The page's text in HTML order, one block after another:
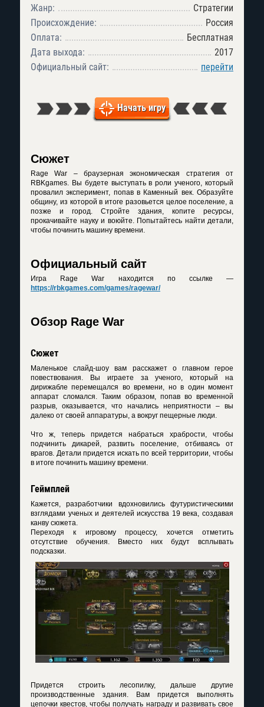
Жанр:
Стратегии
Происхождение:
Россия
Оплата:
Бесплатная
Дата выхода:
2017
Официальный сайт:
перейти
Начать игру
Сюжет
Rage War – браузерная экономическая стратегия от
RBKgames. Вы будете выступать в роли ученого, который
провалил эксперимент, попав в Каменный век. Образуйте
общину, из которой в итоге разовьется целое поселение, а
позже и город. Стройте здания, копите ресурсы,
прокачивайте науку и воюйте. Попытайтесь найти детали,
чтобы починить машину времени.
Официальный сайт
Игра Rage War находится по ссылке —
https://rbkgames.com/games/ragewar/
Обзор Rage War
Сюжет
Маленькое слайд-шоу вам расскажет о главном герое
повествования. Вы играете за ученого, который на
дирижабле перемещался во времени, но в один момент
аппарат сломался. Таким образом, попав во временной
разрыв, оказывается, что начались неприятности – вы
далеко от своей аппаратуры, а вокруг пещерные люди.
Что ж, теперь придется набраться храбрости, чтобы
подчинить дикарей, развить поселение, отбиваясь от
врагов. Детали придется искать по всей территории, чтобы
в итоге починить машину времени.
Геймплей
Кажется, разработчики вдохновились футуристическими
взглядами ученых и деятелей искусства 19 века, создавая
канву сюжета.
Переходя к игровому процессу, хочется отметить
отсутствие обучения. Вместо них будут всплывать
подсказки.
Придется строить лесопилку, дальше другие
производственные здания. Вам придется выполнять
цепочки квестов, чтобы получать награду и развивать свое